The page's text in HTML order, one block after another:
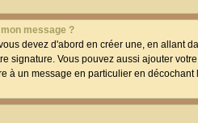
message ?
devez d'abord en créer une, en allant
signature. Vous pouvez aussi ajouter
à un message en particulier en